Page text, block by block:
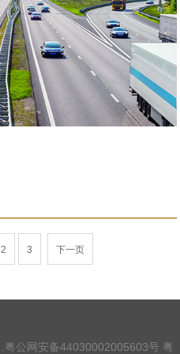
2 3 下一页
粤公网安备44030002005603号 粤